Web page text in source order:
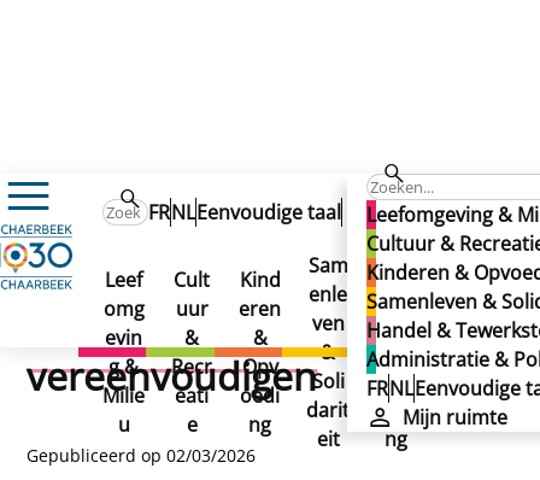
Leefomgeving &
Cultuur &
Kinderen &
Samenleven &
Handel &
Administratie &
FRNLEenvoudige
Mijn ruimte
FRNLEenvoudige taal Mijn ruimte
Leef
omg
evin
g &
Milie
u
Cult
uur
&
Recr
eati
e
Kind
eren
&
Opv
oedi
ng
Sam
enle
ven
&
Soli
darit
eit
Han
del
&
Tew
erks
telli
ng
Adm
inist
ratie
&
Polit
iek
Nieuws
Een nieuw platform om horecaprocedures te
Een nieuw platform om
horecaprocedures te
vereenvoudigen
Een nieuw platform om
horecaprocedures te
vereenvoudigen
Gepubliceerd op 02/03/2026